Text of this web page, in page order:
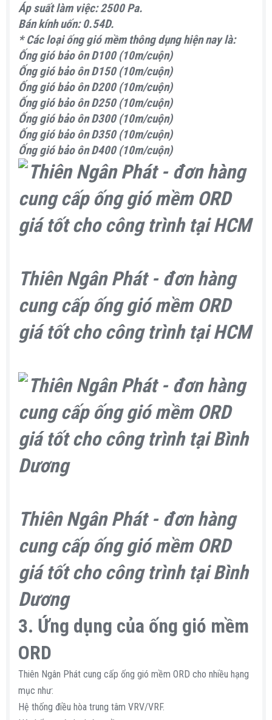
Áp suất làm việc: 2500 Pa.
Bán kính uốn: 0.54D.
* Các loại ống gió mềm thông dụng hiện nay là:
Ống gió bảo ôn D100 (10m/cuộn)
Ống gió bảo ôn D150 (10m/cuộn)
Ống gió bảo ôn D200 (10m/cuộn)
Ống gió bảo ôn D250 (10m/cuộn)
Ống gió bảo ôn D300 (10m/cuộn)
Ống gió bảo ôn D350 (10m/cuộn)
Ống gió bảo ôn D400 (10m/cuộn)
Thiên Ngân Phát - đơn hàng
cung cấp ống gió mềm ORD
giá tốt cho công trình tại HCM
Thiên Ngân Phát - đơn hàng
cung cấp ống gió mềm ORD
giá tốt cho công trình tại Bình
Dương
3. Ứng dụng của ống gió mềm
ORD
Thiên Ngân Phát cung cấp ống gió mềm ORD cho nhiều hạng
mục như:
Hệ thống điều hòa trung tâm VRV/VRF.